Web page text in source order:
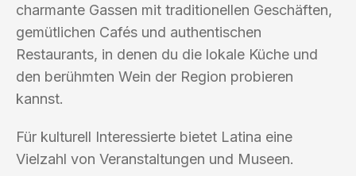
charmante Gassen mit traditionellen Geschäften,
gemütlichen Cafés und authentischen
Restaurants, in denen du die lokale Küche und
den berühmten Wein der Region probieren
kannst.
Für kulturell Interessierte bietet Latina eine
Vielzahl von Veranstaltungen und Museen.